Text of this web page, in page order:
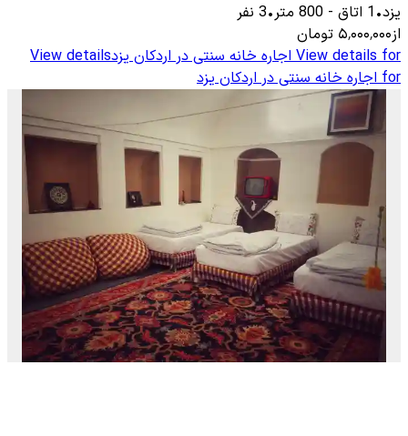
یزد•
1 اتاق -
800 متر•
3 نفر
از۵٬۰۰۰٬۰۰۰ تومان
View details for اجاره خانه سنتی در اردکان یزدView details
for اجاره خانه سنتی در اردکان یزد